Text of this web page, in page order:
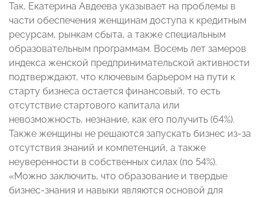
Так, Екатерина Авдеева указывает на проблемы в
части обеспечения женщинам доступа к кредитным
ресурсам, рынкам сбыта, а также специальным
образовательным программам. Восемь лет замеров
индекса женской предпринимательской активности
подтверждают, что ключевым барьером на пути к
старту бизнеса остается финансовый, то есть
отсутствие стартового капитала или
невозможность, незнание, как его получить (64%).
Также женщины не решаются запускать бизнес из-за
отсутствия знаний и компетенций, а также
неуверенности в собственных силах (по 54%).
«Можно заключить, что образование и твердые
бизнес-знания и навыки являются основой для